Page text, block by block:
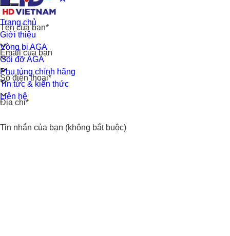
Tên của bạn*
Email của bạn
Số điện thoại*
Địa chỉ*
Tin nhắn của bạn (không bắt buộc)
Trang chủ
Giới thiệu
Vòng bi AGA
Gối đỡ AGA
Phụ tùng chính hãng
Tin tức & kiến thức
Liên hệ